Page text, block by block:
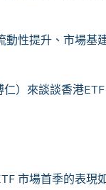
動性提升、市場基
仁）來談談香港ETF
市場首季的表現